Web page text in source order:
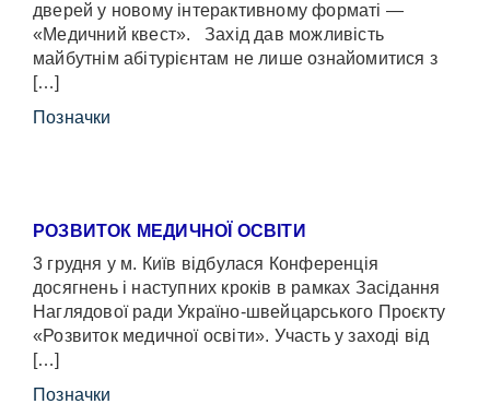
дверей у новому інтерактивному форматі —
«Медичний квест». Захід дав можливість
майбутнім абітурієнтам не лише ознайомитися з
[…]
Позначки
РОЗВИТОК МЕДИЧНОЇ ОСВІТИ
3 грудня у м. Київ відбулася Конференція
досягнень і наступних кроків в рамках Засідання
Наглядової ради Україно-швейцарського Проєкту
«Розвиток медичної освіти». Участь у заході від
[…]
Позначки